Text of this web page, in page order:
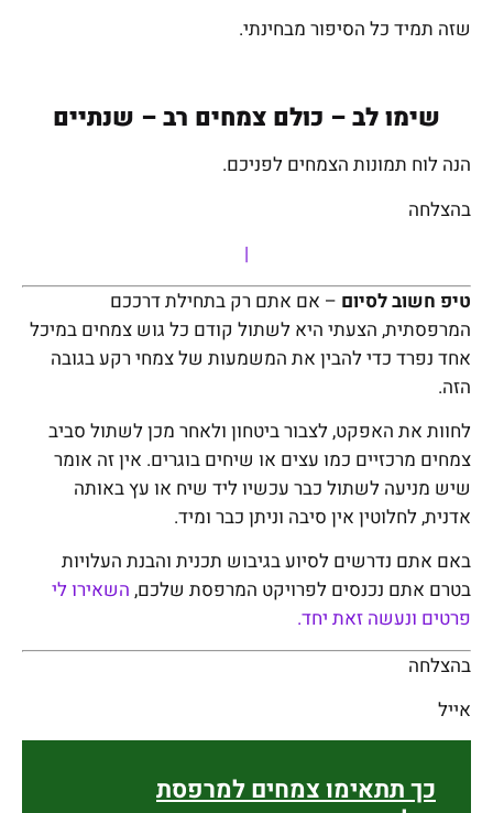
שזה תמיד כל הסיפור מבחינתי.
שימו לב – כולם צמחים רב – שנתיים
הנה לוח תמונות הצמחים לפניכם.
בהצלחה
|
טיפ חשוב לסיום – אם אתם רק בתחילת דרככם
המרפסתית, הצעתי היא לשתול קודם כל גוש צמחים במיכל
אחד נפרד כדי להבין את המשמעות של צמחי רקע בגובה
הזה.
לחוות את האפקט, לצבור ביטחון ולאחר מכן לשתול סביב
צמחים מרכזיים כמו עצים או שיחים בוגרים. אין זה אומר
שיש מניעה לשתול כבר עכשיו ליד שיח או עץ באותה
אדנית, לחלוטין אין סיבה וניתן כבר ומיד.
באם אתם נדרשים לסיוע בגיבוש תכנית והבנת העלויות
בטרם אתם נכנסים לפרויקט המרפסת שלכם, השאירו לי
פרטים ונעשה זאת יחד.
בהצלחה
אייל
כך תתאימו צמחים למרפסת